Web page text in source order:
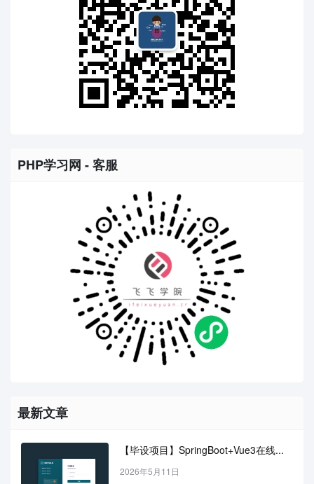
PHP学习网 - 客服
最新文章
【毕设项目】SpringBoot+Vue3在线...
2026年5月11日